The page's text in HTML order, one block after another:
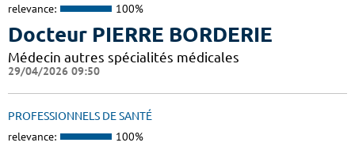
relevance: 100%
Docteur PIERRE BORDERIE
Médecin autres spécialités médicales
29/04/2026 09:50
PROFESSIONNELS DE SANTÉ
relevance: 100%